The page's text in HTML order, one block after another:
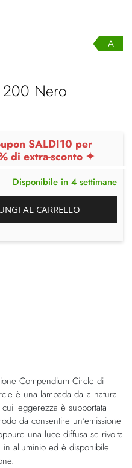
Compendium Circle di
è una lampada dalla natura
leggerezza è supportata
da consentire un'emissione
una luce diffusa se rivolta
in alluminio ed è disponibile
A
200 Nero
SALDI10 per
di extra-sconto ✦
Disponibile in 4 settimane
AL CARRELLO